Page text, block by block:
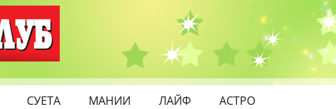
СУЕТА МАНИИ ЛАЙФ АСТРО